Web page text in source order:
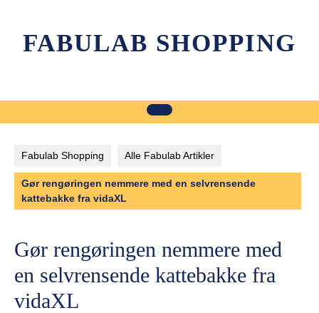
contentFABULAB SHOPPING
Fabulab Shopping Alle Fabulab Artikler
Gør rengøringen nemmere med en selvrensende
kattebakke fra vidaXL
Gør rengøringen nemmere med
en selvrensende kattebakke fra
vidaXL